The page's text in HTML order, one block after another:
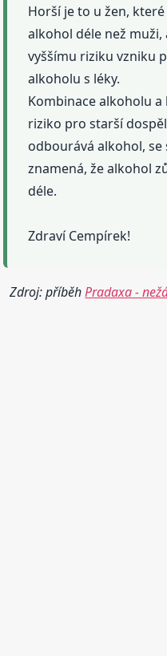
Horší je to u žen,
alkohol déle než
vyššímu riziku vzniku
alkoholu s léky.
Kombinace alkoholu
riziko pro starší
odbourává alkohol, se
znamená, že alkohol
déle.
Zdraví Cempírek!
Zdroj: příběhPradaxa -